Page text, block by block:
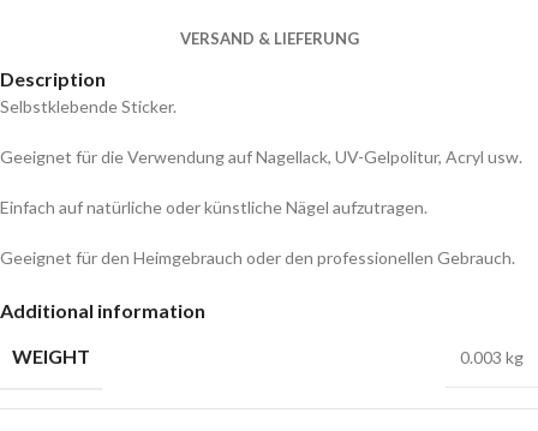
VERSAND & LIEFERUNG
Description
Selbstklebende Sticker.
Geeignet für die Verwendung auf Nagellack, UV-Gelpolitur, Acryl usw.
Einfach auf natürliche oder künstliche Nägel aufzutragen.
Geeignet für den Heimgebrauch oder den professionellen Gebrauch.
Additional information
WEIGHT
0.003 kg